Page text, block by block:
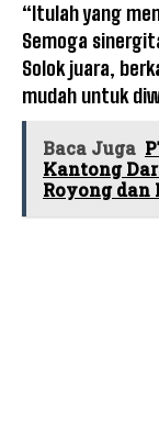
“Itulah yang
Semoga
Solok juara,
mudah untuk
Baca Juga
Kantong
Royong dan